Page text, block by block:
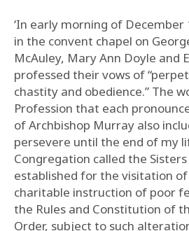
‘In early morning of December
in the convent chapel on
McAuley, Mary Ann Doyle and
professed their vows of
chastity and obedience.” The
Profession that each
of Archbishop Murray also
persevere until the end of my
Congregation called the
established for the visitation of
charitable instruction of poor
the Rules and Constitution of
Order, subject to such